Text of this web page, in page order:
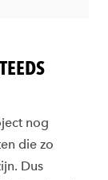
nog
die zo
Dus